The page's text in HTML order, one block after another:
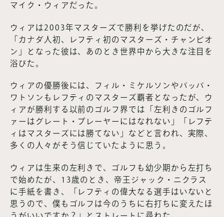
マイク・ウィアだった。
ウィアは2003年マスターズで勝利を挙げたのだが、
「カナダ人初、レフティ初のマスターズ・チャンピオ
ン」となった彼は、あのとき世界中から大きな注目を
浴びた。
ウィアの優勝後には、フィル・ミケルソンやバッバ・
ワトソンもレフティのマスターズ覇者となったが、ウ
ィアが勝利する以前のゴルフ界では「左利きのゴルフ
ァーはグレート・プレーヤーにはなれない」「レフテ
ィはマスターズには勝てない」などと言われ、実際、
多くの人々がそう信じていたように思う。
ウィアは生来の左利きで、ゴルフも幼少期から左打ち
で始めたが、13歳のとき、帝王ジャック・ニクラス
に手紙を書き、「レフティの偉大なる選手はいないと
思うので、僕もゴルフは今のうちに右打ちに変えたほ